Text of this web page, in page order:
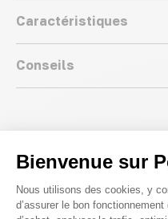
Bienvenue sur
Plateforme de
Nous utilisons des cookies, y
d’assurer le bon
Caractéristiques
Conseils
Les